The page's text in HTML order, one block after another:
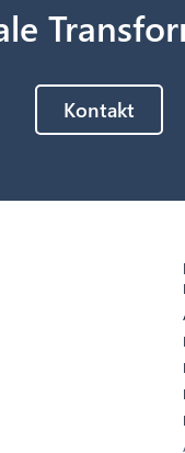
Kontakt